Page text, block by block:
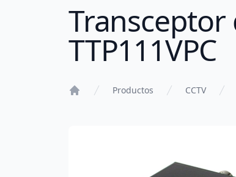
Transceptor
TTP111VPC
Productos CCTV